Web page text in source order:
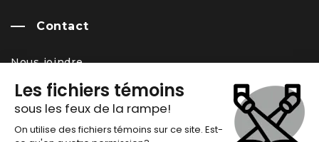
Contact
Nous joindre
Équipe
Carrière – offres d’emploi
Infolettre